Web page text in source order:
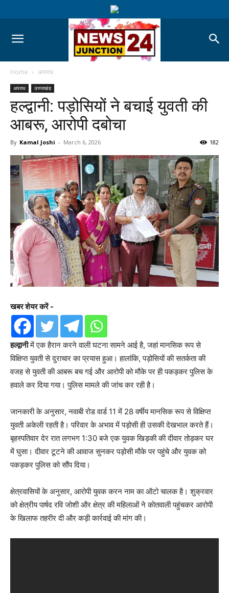
Home अपराध
अपराध उत्तराखंड
हल्द्वानी: पड़ोसियों ने बचाई युवती की
आबरू, आरोपी दबोचा
By Kamal Joshi - March 6, 2026 182
खबर शेयर करें -
हल्द्वानीमें एक हैरान करने वाली घटना सामने आई है, जहां मानसिक रूप से
विक्षिप्त युवती से दुराचार का प्रयास हुआ। हालांकि, पड़ोसियों की सतर्कता की
वजह से युवती की आबरू बच गई और आरोपी को मौके पर ही पकड़कर पुलिस के
हवाले कर दिया गया। पुलिस मामले की जांच कर रही है।
जानकारी के अनुसार, नवाबी रोड वार्ड 11 में 28 वर्षीय मानसिक रूप से विक्षिप्त
युवती अकेली रहती है। परिवार के अभाव में पड़ोसी ही उसकी देखभाल करते हैं।
बृहस्पतिवार देर रात लगभग 1:30 बजे एक युवक खिड़की की दीवार तोड़कर घर
में घुसा। दीवार टूटने की आवाज सुनकर पड़ोसी मौके पर पहुंचे और युवक को
पकड़कर पुलिस को सौंप दिया।
क्षेत्रवासियों के अनुसार, आरोपी युवक करन नाम का ऑटो चालक है। शुक्रवार
को क्षेत्रीय पार्षद रवि जोशी और क्षेत्र की महिलाओं ने कोतवाली पहुंचकर आरोपी
के खिलाफ तहरीर दी और कड़ी कार्रवाई की मांग की।